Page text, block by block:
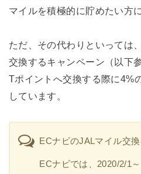
マイルを積極的に貯めたい方
ただ、その代わりといっては
交換するキャンペーン （以下
Tポイントへ交換する際に4%
しています。
ECナビのJALマイル交換
ECナビでは、 2020/2/1